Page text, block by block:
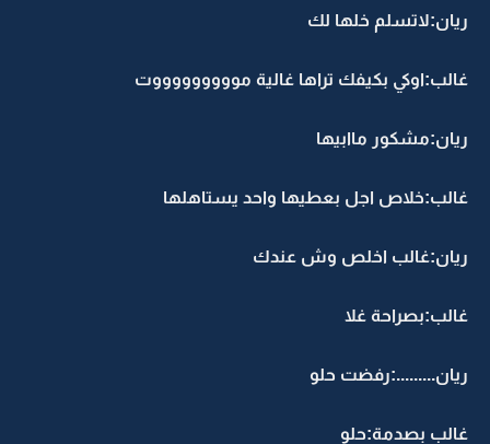
ريان:لاتسلم خلها لك
غالب:اوكي بكيفك تراها غالية موووووووووت
ريان:مشكور ماابيها
غالب:خلاص اجل بعطيها واحد يستاهلها
ريان:غالب اخلص وش عندك
غالب:بصراحة غلا
ريان.........:رفضت حلو
غالب بصدمة:حلو